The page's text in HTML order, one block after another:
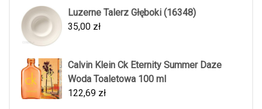
Luzerne Talerz Głęboki (16348)
35,00 zł
Calvin Klein Ck Eternity Summer Daze
Woda Toaletowa 100 ml
122,69 zł